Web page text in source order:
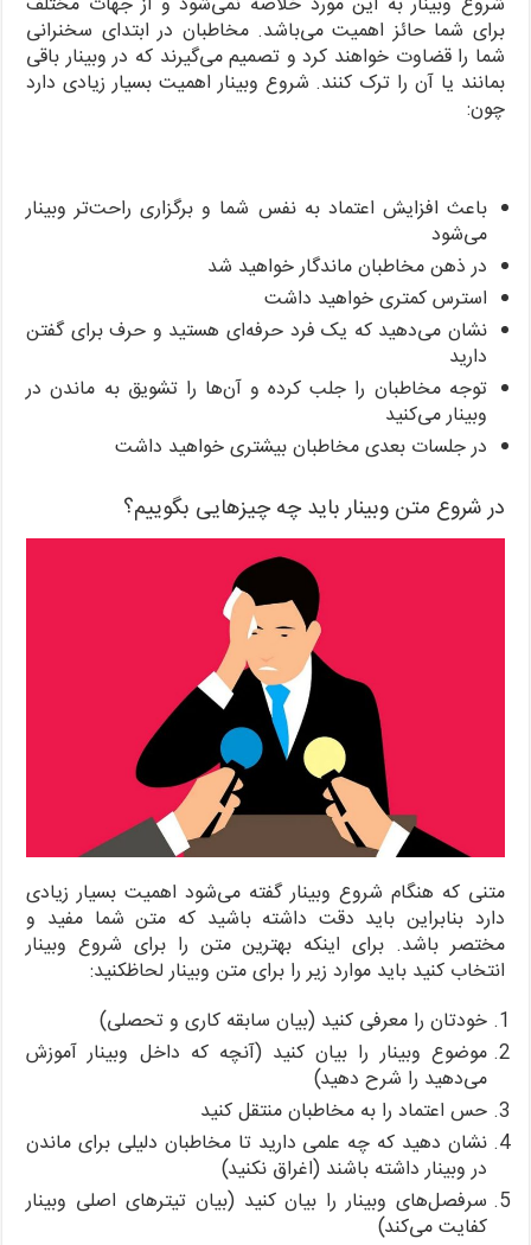
برای شما حائز اهمیت می‌باشد. مخاطبان در ابتدای سخنرانی
شما را قضاوت خواهند کرد و تصمیم می‌گیرند که در وبینار باقی
بمانند یا آن را ترک کنند. شروع وبینار اهمیت بسیار زیادی دارد
چون:
باعث افزایش اعتماد به نفس شما و برگزاری راحت‌تر وبینار
می‌شود
در ذهن مخاطبان ماندگار خواهید شد
استرس کمتری خواهید داشت
نشان می‌دهید که یک فرد حرفه‌ای هستید و حرف برای گفتن
دارید
توجه مخاطبان را جلب کرده و آن‌ها را تشویق به ماندن در
وبینار می‌کنید
در جلسات بعدی مخاطبان بیشتری خواهید داشت
در شروع متن وبینار باید چه چیزهایی بگوییم؟
متنی که هنگام شروع وبینار گفته می‌شود اهمیت بسیار زیادی
دارد بنابراین باید دقت داشته باشید که متن شما مفید و
مختصر باشد. برای اینکه بهترین متن را برای شروع وبینار
انتخاب کنید باید موارد زیر را برای متن وبینار لحاظکنید:
خودتان را معرفی کنید (بیان سابقه کاری و تحصلی)
موضوع وبینار را بیان کنید (آنچه که داخل وبینار آموزش
می‌دهید را شرح دهید)
حس اعتماد را به مخاطبان منتقل کنید
نشان دهید که چه علمی دارید تا مخاطبان دلیلی برای ماندن
در وبینار داشته باشند (اغراق نکنید)
سرفصل‌های وبینار را بیان کنید (بیان تیترهای اصلی وبینار
کفایت می‌کند)